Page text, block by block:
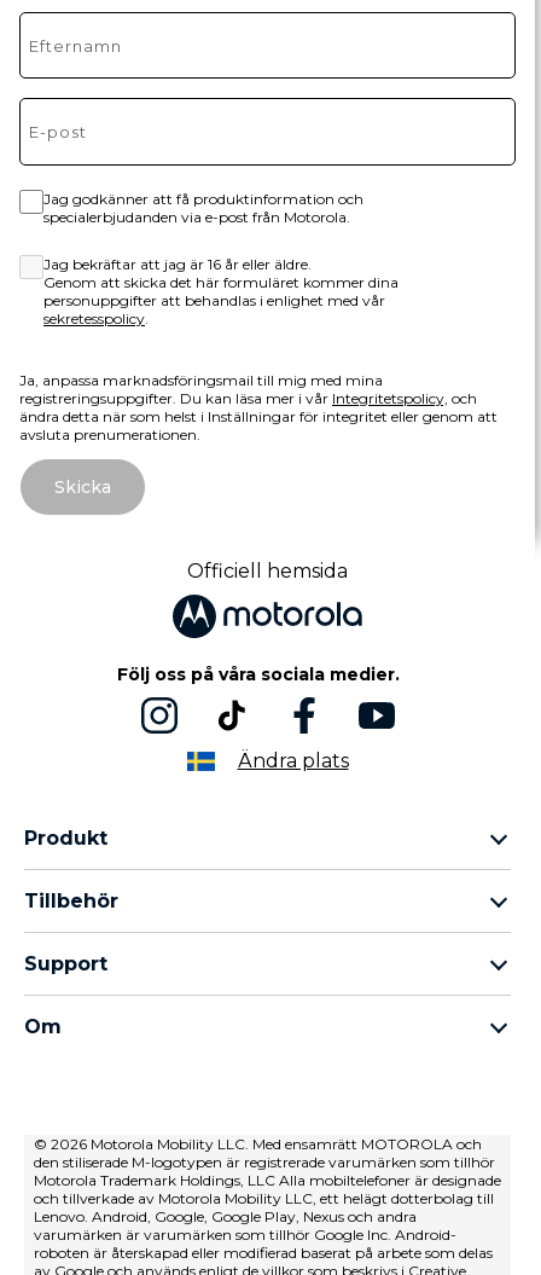
Jag godkänner att få produktinformation och
specialerbjudanden via e-post från Motorola.
Jag bekräftar att jag är 16 år eller äldre.
Genom att skicka det här formuläret kommer dina
personuppgifter att behandlas i enlighet med vår
sekretesspolicy.
Ja, anpassa marknadsföringsmail till mig med mina
registreringsuppgifter. Du kan läsa mer i vår Integritetspolicy, och
ändra detta när som helst i Inställningar för integritet eller genom att
avsluta prenumerationen.
Skicka
Officiell hemsida
Följ oss på våra sociala medier.
Ändra plats
Produkt
moto g-familjen
thinkphone by motorola
Tillbehör
moto tag
Support
Reparationsstatus
Återställning och smart assistent
Om
Försäljningsvillkor
Användarvillkor
Försäljningsvillkor
Innovation
© 2026 Motorola Mobility LLC. Med ensamrätt MOTOROLA och
den stiliserade M-logotypen är registrerade varumärken som tillhör
Motorola Trademark Holdings, LLC Alla mobiltelefoner är designade
och tillverkade av Motorola Mobility LLC, ett helägt dotterbolag till
Lenovo. Android, Google, Google Play, Nexus och andra
varumärken är varumärken som tillhör Google Inc. Android-
roboten är återskapad eller modifierad baserat på arbete som delas
av Google och används enligt de villkor som beskrivs i Creative